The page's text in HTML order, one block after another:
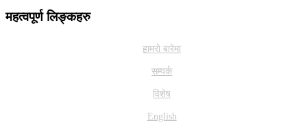
महत्वपूर्ण लिङ्कहरु
हाम्राे बारेमा
सम्पर्क
विशेष
English